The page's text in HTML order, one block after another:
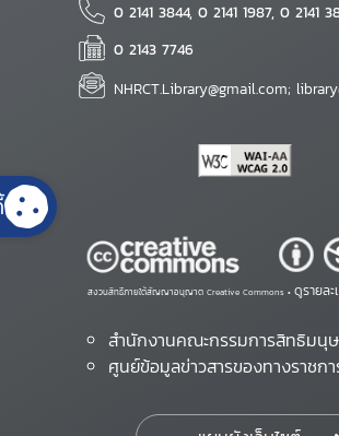
0 2141 3844, 0 2141 1987, 0 2141
0 2143 7746
NHRCT.Library@gmail.com;
สงวนสิทธิ์ภายใต้สัญญาอนุญาต Creative Commons • ดูรายล
สำนักงานคณะกรรมการสิทธิมนุ
ศูนย์ข้อมูลข่าวสารของทางราชกา